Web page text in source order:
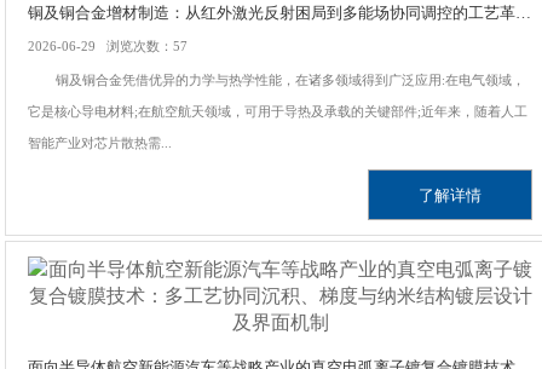
铜及铜合金增材制造：从红外激光反射困局到多能场协同调控的工艺革命与材料基因工程化路径探索
2026-06-29 浏览次数：57
铜及铜合金凭借优异的力学与热学性能，在诸多领域得到广泛应用:在电气领域，
它是核心导电材料;在航空航天领域，可用于导热及承载的关键部件;近年来，随着人工
智能产业对芯片散热需...
了解详情